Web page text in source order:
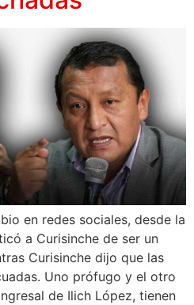
en redes sociales, desde la
a Curisinche de ser un
Curisinche dijo que las
Uno prófugo y el otro
de Ilich López, tienen